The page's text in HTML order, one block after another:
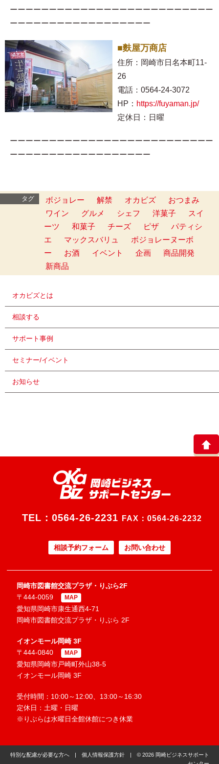
ーーーーーーーーーーーーーーーーーーーーーーーーーー
ーーーーーーーーーーーーーーーーーー
■麩屋万商店
住所：岡崎市日名本町11-
26
電話：0564-24-3072
HP： https://fuyaman.jp/
定休日：日曜
ーーーーーーーーーーーーーーーーーーーーーーーーーー
ーーーーーーーーーーーーーーーーーー
タグ ボジョレー 解禁 オカビズ
おつまみ
ワイン
グルメ シェフ 洋菓子
スイ
ーツ
和菓子 チーズ ピザ
パティシ
エ
マックスバリュ
ボジョレーヌーボ
ー
お酒 イベント 企画
商品開発
新商品
オカビズとは
相談する
サポート事例
セミナー/イベント
お知らせ
TEL： 0564-26-2231 FAX：0564-26-2232
相談予約フォーム お問い合わせ
岡崎市図書館交流プラザ・りぶら2F
〒444-0059
MAP
愛知県岡崎市康生通西4-71
岡崎市図書館交流プラザ・りぶら 2F
イオンモール岡崎 3F
〒444-0840
MAP
愛知県岡崎市戸崎町外山38-5
イオンモール岡崎 3F
受付時間：10:00～12:00、13:00～16:30
定休日：土曜・日曜
※りぶらは水曜日全館休館につき休業
特別な配慮が必要な方へ | 個人情報保護方針 | © 2026 岡崎ビジネスサポート